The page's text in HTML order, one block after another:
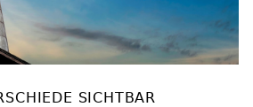
SICHTBAR